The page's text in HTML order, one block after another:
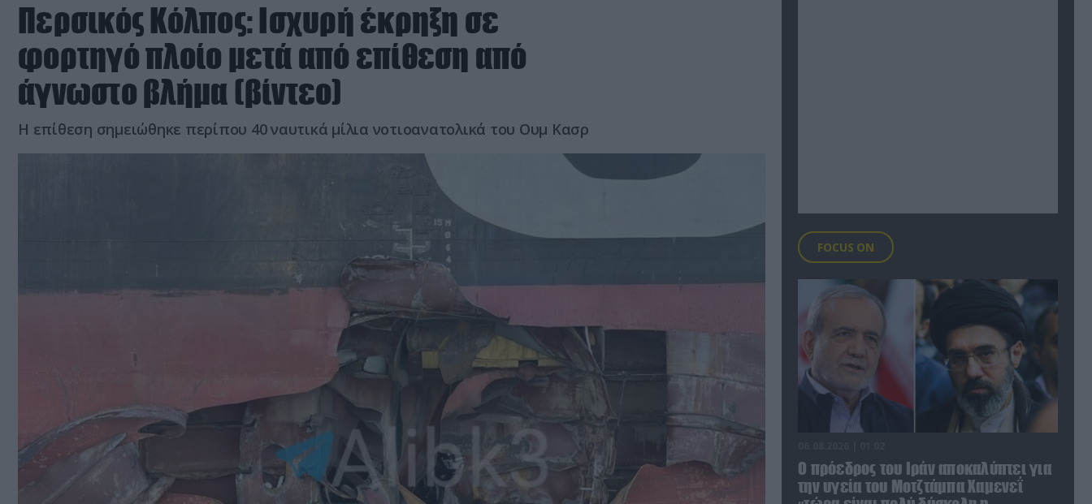
Περσικός Κόλπος: Ισχυρή έκρηξη σε
φορτηγό πλοίο μετά από επίθεση από
άγνωστο βλήμα (βίντεο)
Η επίθεση σημειώθηκε περίπου 40 ναυτικά μίλια νοτιοανατολικά του Ουμ Κασρ
FOCUS ON
Ο πρόεδρος του Ιράν αποκαλύπτει για
την υγεία του Μοτζτάμπα Χαμενεΐ